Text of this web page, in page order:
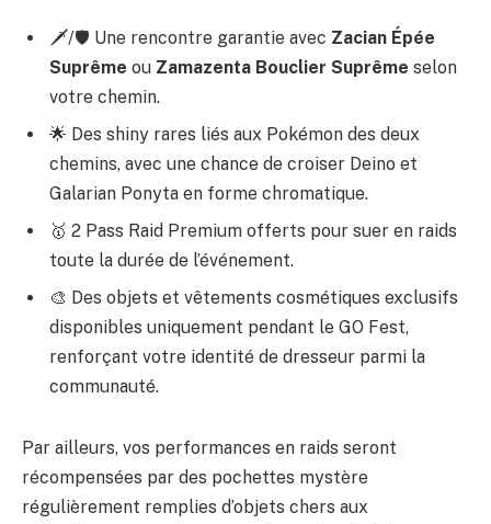
🗡️/🛡️ Une rencontre garantie avec Zacian Épée
Suprême ou Zamazenta Bouclier Suprême selon
votre chemin.
🌟 Des shiny rares liés aux Pokémon des deux
chemins, avec une chance de croiser Deino et
Galarian Ponyta en forme chromatique.
🥇 2 Pass Raid Premium offerts pour suer en raids
toute la durée de l’événement.
🎨 Des objets et vêtements cosmétiques exclusifs
disponibles uniquement pendant le GO Fest,
renforçant votre identité de dresseur parmi la
communauté.
Par ailleurs, vos performances en raids seront
récompensées par des pochettes mystère
régulièrement remplies d’objets chers aux